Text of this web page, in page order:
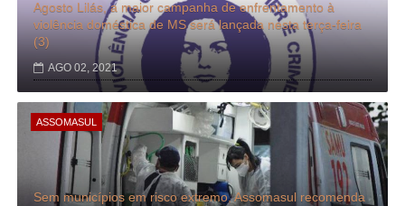
Agosto Lilás, a maior campanha de enfrentamento à
violência doméstica de MS será lançada nesta terça-feira
(3)
AGO 02, 2021
ASSOMASUL
Sem municípios em risco extremo, Assomasul recomenda